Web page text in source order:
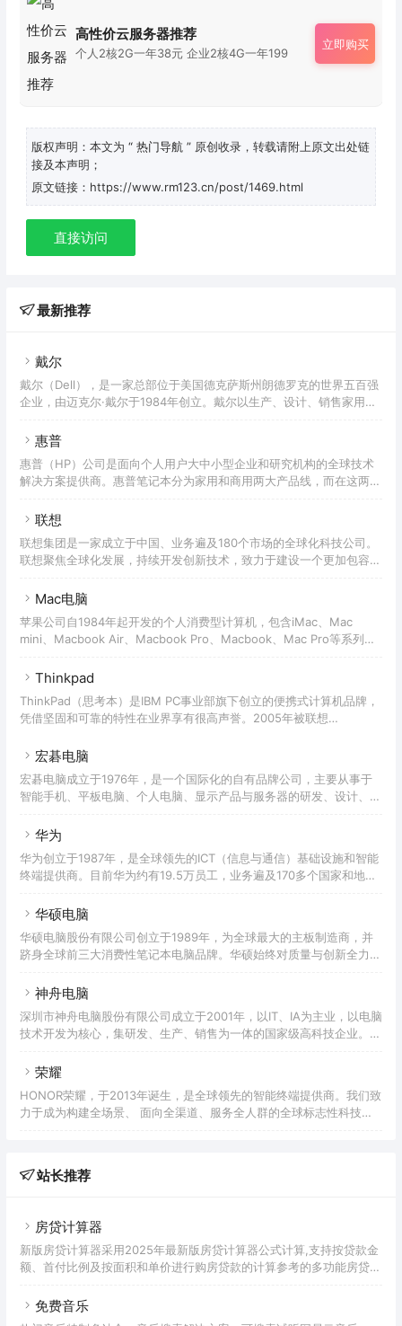
高性价云服务器推荐
个人2核2G一年38元 企业2核4G一年199
立即购买
版权声明：本文为 “ 热门导航 ” 原创收录，转载请附上原文出处链
接及本声明；
原文链接：https://www.rm123.cn/post/1469.html
直接访问
最新推荐
戴尔
戴尔（Dell），是一家总部位于美国德克萨斯州朗德罗克的世界五百强
企业，由迈克尔·戴尔于1984年创立。戴尔以生产、设计、销售家用以
务器、数据储存设备、网络设备等。戴尔公司于1992年进入《财富》
杂志500强之列，戴尔因此成为其中最年轻的首席执行官。戴尔公司名
列《财富》杂志500强的第48位。自1995年起，戴尔公司一直名列
《财富》杂志评选的“最受仰慕的公司”，2001年排名第10位，2011年
惠普
惠普（HP）公司是面向个人用户大中小型企业和研究机构的全球技术
解决方案提供商。惠普笔记本分为家用和商用两大产品线，而在这两大
号是HP Pavilion（畅游人）系列，中低端则是HP Compaq
HDX被独立出来，成为家用产品线的第三大系列，定位高端市场；商用
产品线的中高端型号是HP EliteBook系列，中低端则是HP Compaq系
联想
联想集团是一家成立于中国、业务遍及180个市场的全球化科技公司。
联想聚焦全球化发展，持续开发创新技术，致力于建设一个更加包容、
变革，为全球数以亿计的消费者打造更好的体验和机遇。联想作为全球
究、设计与制造全球最完备的端到端智能设备与智能基础架构产品组
合，为用户与全行业提供整合了应用、服务和最佳体验的智能终端，以
的
Mac电脑
苹果公司自1984年起开发的个人消费型计算机，包含iMac、Mac
mini、Macbook Air、Macbook Pro、Macbook、Mac Pro等系列计
兼容。苹果公司（Apple Inc. ）是美国的一家高科技公司。由史蒂夫·
乔布斯、斯蒂夫·沃兹尼亚克和罗·韦恩(Ron Wayne)等三人于1976年4
月1日创立，并命名为美国苹果电脑公司（Apple Computer Inc. ），
2007年1月9日更名为苹果公
Thinkpad
ThinkPad（思考本）是IBM PC事业部旗下创立的便携式计算机品牌，
凭借坚固和可靠的特性在业界享有很高声誉。2005年被联想
一直保持着黑色的经典外观并对技术有着自己独到的见解，如：
和APS（Active Protection System，主动保护系统）。ThinkPad的
设计灵感来自传统的饭盒，ThinkPad最初的设计工作是由
宏碁电脑
宏碁电脑成立于1976年，是一个国际化的自有品牌公司，主要从事于
智能手机、平板电脑、个人电脑、显示产品与服务器的研发、设计、行
整合软件、硬件与服务的企业。宏碁2014年个人电脑出货量全球排名
开始就是全球前两大PC制造商，而是经过多年的布局，完成了多品牌
布局，到2009年才终于取得骄人的业绩。成为实实在在的全球前二大
华为
华为创立于1987年，是全球领先的ICT（信息与通信）基础设施和智能
终端提供商。目前华为约有19.5万员工，业务遍及170多个国家和地
家庭、每个组织，构建万物互联的智能世界：让无处不在的联接，成为
力，让云无处不在，让智能无所不及；所有的行业和组织，因强大的数
字平台而变得敏捷、高效、生机勃勃；通过AI重新定义体验，让消费者
华硕电脑
华硕电脑股份有限公司创立于1989年，为全球最大的主板制造商，并
跻身全球前三大消费性笔记本电脑品牌。华硕始终对质量与创新全力以
电脑股份有限公司是当前全球第一大主板生产商、全球第三大显卡生产
业用户提供最具创新价值的产品及应用方案。华硕的产品线完整覆盖至
笔记本电脑、主板、显卡、服务器、光存储、有线/无线网络通讯产
笔
神舟电脑
深圳市神舟电脑股份有限公司成立于2001年，以IT、IA为主业，以电脑
技术开发为核心，集研发、生产、销售为一体的国家级高科技企业。神
电脑、台式电脑、液晶一体电脑、液晶显示器和液晶电视、平板电脑及
路。目前，神舟电脑总资产超30亿元人民币，2015年产值超过60亿
元，每年纳税可达3-5亿元，作为中国电脑产业的领导厂商之一，近年
荣耀
HONOR荣耀，于2013年诞生，是全球领先的智能终端提供商。我们致
力于成为构建全场景、 面向全渠道、服务全人群的全球标志性科技品
列手机及智能生态产品的研发能力。坚持品质如一，每款荣耀手机需通
站长推荐
房贷计算器
新版房贷计算器采用2025年最新版房贷计算器公式计算,支持按贷款金
额、首付比例及按面积和单价进行购房贷款的计算参考的多功能房贷计
贷款利率、首付、月供明细等提供计算参考。
免费音乐